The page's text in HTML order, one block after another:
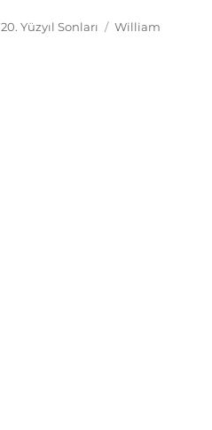
Kategoriler
20. Yüzyıl Sonları Etiketler
William